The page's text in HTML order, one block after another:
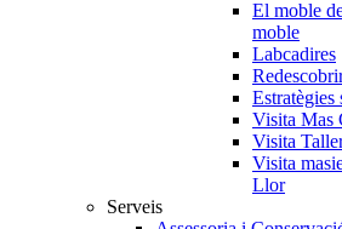
El moble
moble
Labcadires
Estratègies
Visita Mas
Visita
Visita
Llor
Serveis